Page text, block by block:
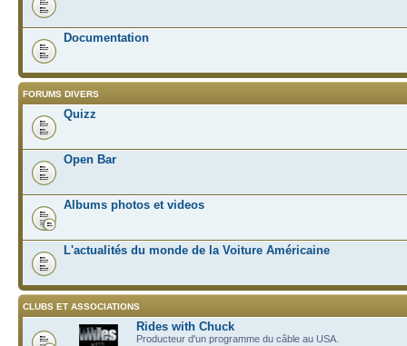
Documentation
FORUMS DIVERS
Quizz
Open Bar
Albums photos et videos
L'actualités du monde de la Voiture Américaine
CLUBS ET ASSOCIATIONS
Rides with Chuck
Producteur d'un programme du câble au USA.